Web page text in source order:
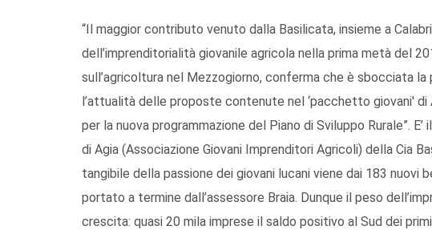
“Il maggior contributo venuto dalla Basilicata, insieme a
dell’imprenditorialità giovanile agricola nella prima metà del
sull’agricoltura nel Mezzogiorno, conferma che è sbocciata
l’attualità delle proposte contenute nel ‘pacchetto giovani' di
per la nuova programmazione del Piano di Sviluppo Rurale”.
di Agia (Associazione Giovani Imprenditori Agricoli) della Cia
tangibile della passione dei giovani lucani viene dai 183 nuovi
portato a termine dall’assessore Braia. Dunque il peso
crescita: quasi 20 mila imprese il saldo positivo al Sud dei